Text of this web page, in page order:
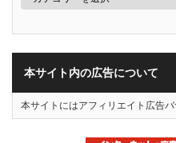
本サイト内の広告について
本サイトにはアフィリエイト広告バ